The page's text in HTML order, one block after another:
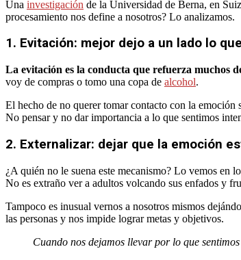
Una investigación de la Universidad de Berna, en
procesamiento nos define a nosotros? Lo analizamos.
1. Evitación: mejor dejo a un lado lo
La evitación es la conducta que refuerza muchos
voy de compras o tomo una copa de alcohol.
El hecho de no querer tomar contacto con la emoción
No pensar y no dar importancia a lo que sentimos
2. Externalizar: dejar que la emoción
¿A quién no le suena este mecanismo? Lo vemos en
No es extraño ver a adultos volcando sus enfados y
Tampoco es inusual vernos a nosotros mismos
las personas y nos impide lograr metas y objetivos.
Cuando nos dejamos llevar por lo que